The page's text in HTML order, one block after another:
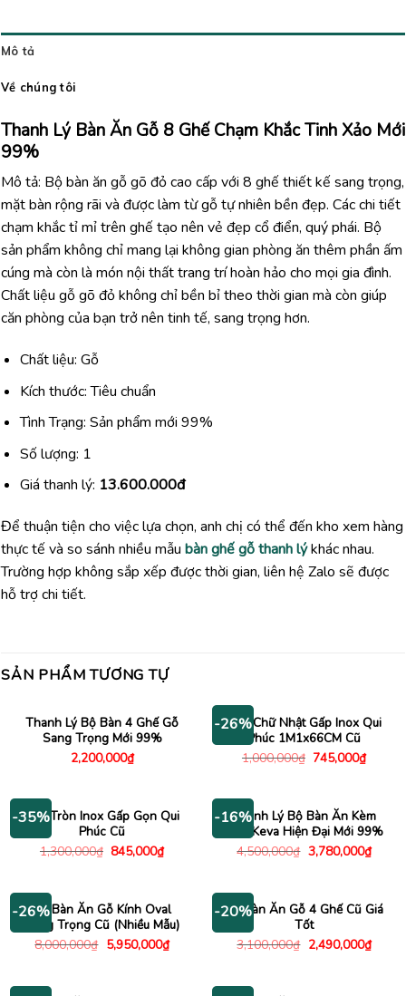
Mô tả
Về chúng tôi
Thanh Lý Bàn Ăn Gỗ 8 Ghế Chạm Khắc Tinh Xảo Mới
99%
Mô tả: Bộ bàn ăn gỗ gõ đỏ cao cấp với 8 ghế thiết kế sang trọng,
mặt bàn rộng rãi và được làm từ gỗ tự nhiên bền đẹp. Các chi tiết
chạm khắc tỉ mỉ trên ghế tạo nên vẻ đẹp cổ điển, quý phái. Bộ
sản phẩm không chỉ mang lại không gian phòng ăn thêm phần ấm
cúng mà còn là món nội thất trang trí hoàn hảo cho mọi gia đình.
Chất liệu gỗ gõ đỏ không chỉ bền bỉ theo thời gian mà còn giúp
căn phòng của bạn trở nên tinh tế, sang trọng hơn.
Chất liệu: Gỗ
Kích thước: Tiêu chuẩn
Tình Trạng: Sản phẩm mới 99%
Số lượng: 1
Giá thanh lý: 13.600.000đ
Để thuận tiện cho việc lựa chọn, anh chị có thể đến kho xem hàng
thực tế và so sánh nhiều mẫu bàn ghế gỗ thanh lýkhác nhau.
Trường hợp không sắp xếp được thời gian, liên hệ Zalo sẽ được
hỗ trợ chi tiết.
SẢN PHẨM TƯƠNG TỰ
Thanh Lý Bộ Bàn 4 Ghế Gỗ
Sang Trọng Mới 99%
2,200,000₫
-26%
Bàn Chữ Nhật Gấp Inox Qui
Phúc 1M1x66CM Cũ
1,000,000₫ Giá
745,000₫Giá
hiện
-35%
Bàn Tròn Inox Gấp Gọn Qui
Phúc Cũ
1,300,000₫ Giá
845,000₫Giá
hiện
845,000₫.
-16%Thanh Lý Bộ Bàn Ăn Kèm
Ghế Keva Hiện Đại Mới 99%
4,500,000₫ Giá
gốc
3,780,000₫Giá
hiện
-26%Bộ Bàn Ăn Gỗ Kính Oval
Sang Trọng Cũ (Nhiều Mẫu)
8,000,000₫ Giá
gốc
5,950,000₫Giá
hiện
5,950,000₫.
-20%
Bộ Bàn Ăn Gỗ 4 Ghế Cũ Giá
Tốt
3,100,000₫ Giá
gốc
2,490,000₫Giá
hiện